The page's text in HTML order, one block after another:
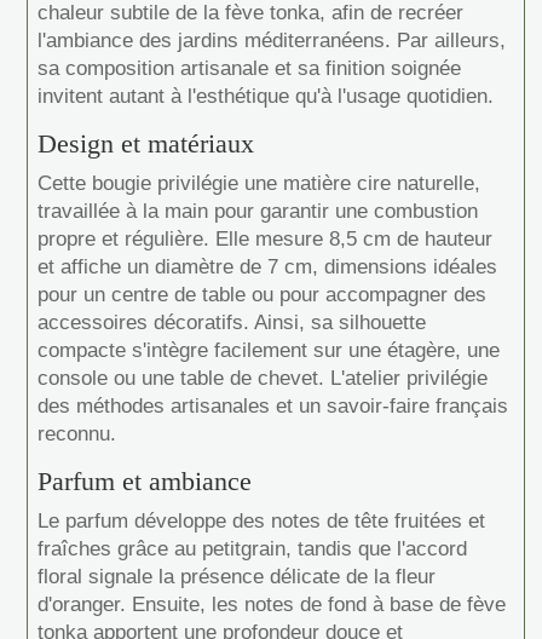
chaleur subtile de la fève tonka, afin de recréer
l'ambiance des jardins méditerranéens. Par ailleurs,
sa composition artisanale et sa finition soignée
invitent autant à l'esthétique qu'à l'usage quotidien.
Design et matériaux
Cette bougie privilégie une matière cire naturelle,
travaillée à la main pour garantir une combustion
propre et régulière. Elle mesure 8,5 cm de hauteur
et affiche un diamètre de 7 cm, dimensions idéales
pour un centre de table ou pour accompagner des
accessoires décoratifs. Ainsi, sa silhouette
compacte s'intègre facilement sur une étagère, une
console ou une table de chevet. L'atelier privilégie
des méthodes artisanales et un savoir-faire français
reconnu.
Parfum et ambiance
Le parfum développe des notes de tête fruitées et
fraîches grâce au petitgrain, tandis que l'accord
floral signale la présence délicate de la fleur
d'oranger. Ensuite, les notes de fond à base de fève
tonka apportent une profondeur douce et